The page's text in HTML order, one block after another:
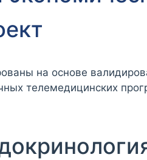
на основе
телемедицинских